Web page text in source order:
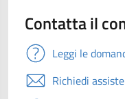
Contatta il
Leggi le
Richiedi